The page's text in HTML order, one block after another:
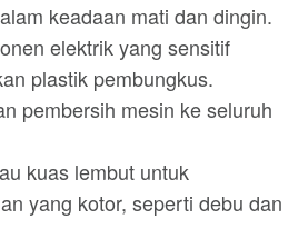
keadaan mati dan dingin.
elektrik yang sensitif
plastik pembungkus.
pembersih mesin ke seluruh
kuas lembut untuk
yang kotor, seperti debu dan